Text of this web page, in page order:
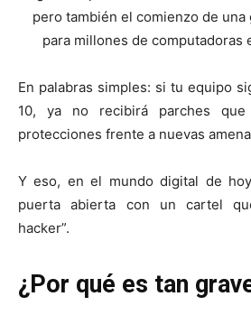
pero también el comienzo de
para millones de computadoras
En palabras simples: si tu equipo
10, ya no recibirá parches
protecciones frente a nuevas
Y eso, en el mundo digital de
puerta abierta con un cartel
hacker”.
¿Por qué es tan